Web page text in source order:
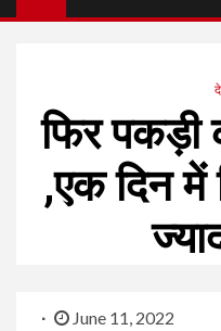
फिर पकड़ी
,एक दिन में
June 11, 2022